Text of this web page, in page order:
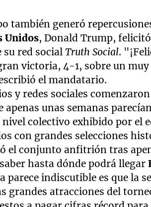
también generó
Unidos, Donald Trump,
su red socialTruth Social.
victoria, 4-1, sobre un muy
el mandatario.
y redes sociales
apenas unas semanas
colectivo exhibido por el
con grandes selecciones
el conjunto anfitrión tras
hasta dónde podrá llegar
parece indiscutible es que la
grandes atracciones del